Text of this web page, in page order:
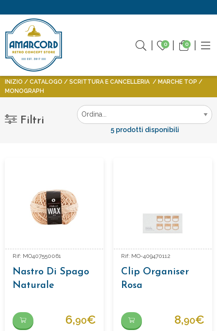
0 0
INIZIO CATALOGO SCRITTURA E CANCELLERIA
MARCHE TOP
MONOGRAPH
Filtri
5 prodotti disponibili
Rif: MO407550061
Nastro Di Spago
Naturale
6,90€
Rif: MO-409470112
Clip Organiser
Rosa
8,90€